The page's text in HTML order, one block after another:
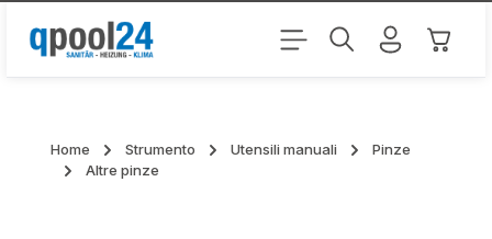
Passa al contenuto principale Il
Home Strumento Utensili manuali
Pinze
Altre pinze